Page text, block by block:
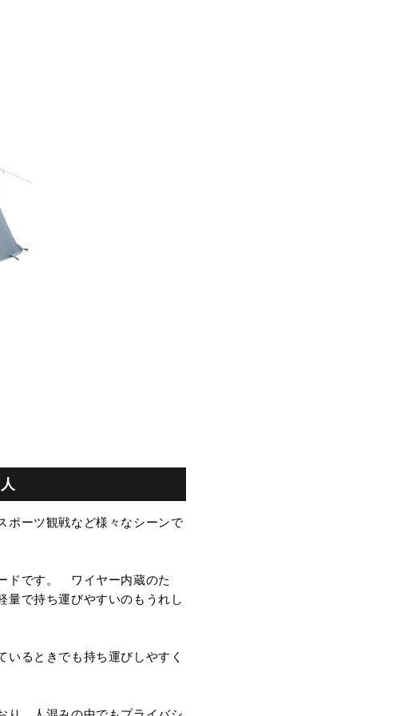
ポーツ観戦など様々なシーンで
ドです。 ワイヤー内蔵のた
量で持ち運びやすいのもうれし
いるときでも持ち運びしやすく